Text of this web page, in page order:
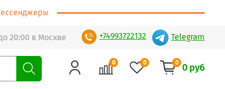
20:00 в Москве +74993722132 Telegram
0 0 0 0 руб